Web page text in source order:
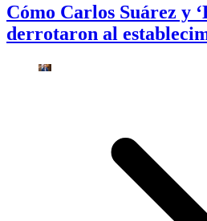
Cómo Carlos Suárez y
derrotaron al